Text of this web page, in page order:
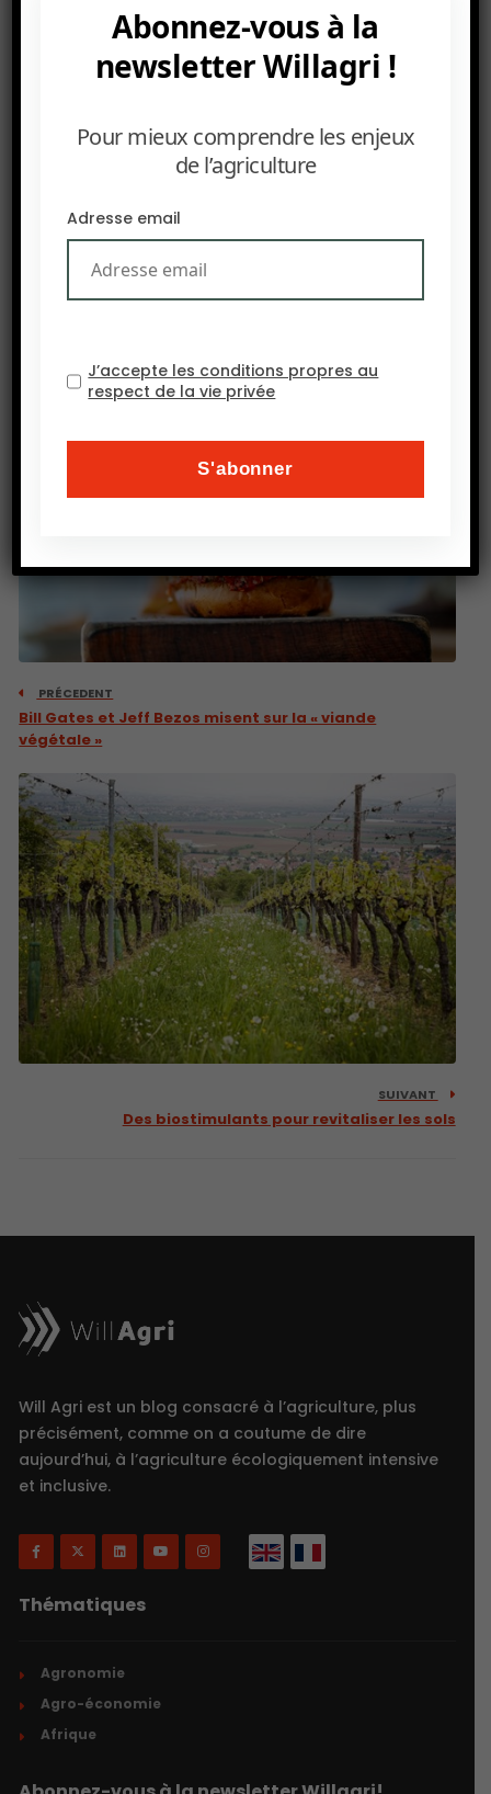
punaisés, qui passe de 0,1% à 0,5%, ouvrant ainsi
la porte au blé russe, de qualité moindre sur ce
qu’est l’Algérie . En février dernier, elle y a exporté
300.000 tonnes de blé , sa plus grosse vente hors
zone UE.
de céréales selon le département de l’agriculture
PRÉCEDENT
Bill Gates et Jeff Bezos misent sur la « viande
végétale »
SUIVANT
Des biostimulants pour revitaliser les sols
Will Agri est un blog consacré à l’agriculture, plus
précisément, comme on a coutume de dire
aujourd’hui, à l’agriculture écologiquement intensive
et inclusive.
Thématiques
Agronomie
Agro-économie
Afrique
Abonnez-vous à la
newsletter Willagri !
Pour mieux comprendre les enjeux
de l’agriculture
Adresse email
J’accepte les conditions propres au
respect de la vie privée